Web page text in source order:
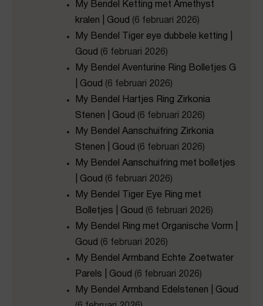
My Bendel Ketting met Amethyst
kralen | Goud (6 februari 2026)
My Bendel Tiger eye dubbele ketting |
Goud (6 februari 2026)
My Bendel Aventurine Ring Bolletjes G
| Goud (6 februari 2026)
My Bendel Hartjes Ring Zirkonia
Stenen | Goud (6 februari 2026)
My Bendel Aanschuifring Zirkonia
Stenen | Goud (6 februari 2026)
My Bendel Aanschuifring met bolletjes
| Goud (6 februari 2026)
My Bendel Tiger Eye Ring met
Bolletjes | Goud (6 februari 2026)
My Bendel Ring met Organische Vorm |
Goud (6 februari 2026)
My Bendel Armband Echte Zoetwater
Parels | Goud (6 februari 2026)
My Bendel Armband Edelstenen | Goud